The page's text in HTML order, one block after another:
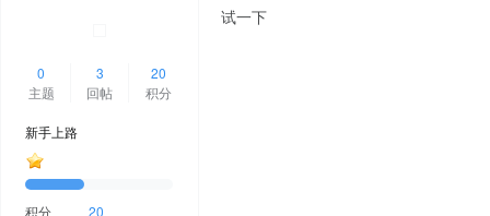
0
主题
3
回帖
20
积分
新手上路
积分 20
试一下